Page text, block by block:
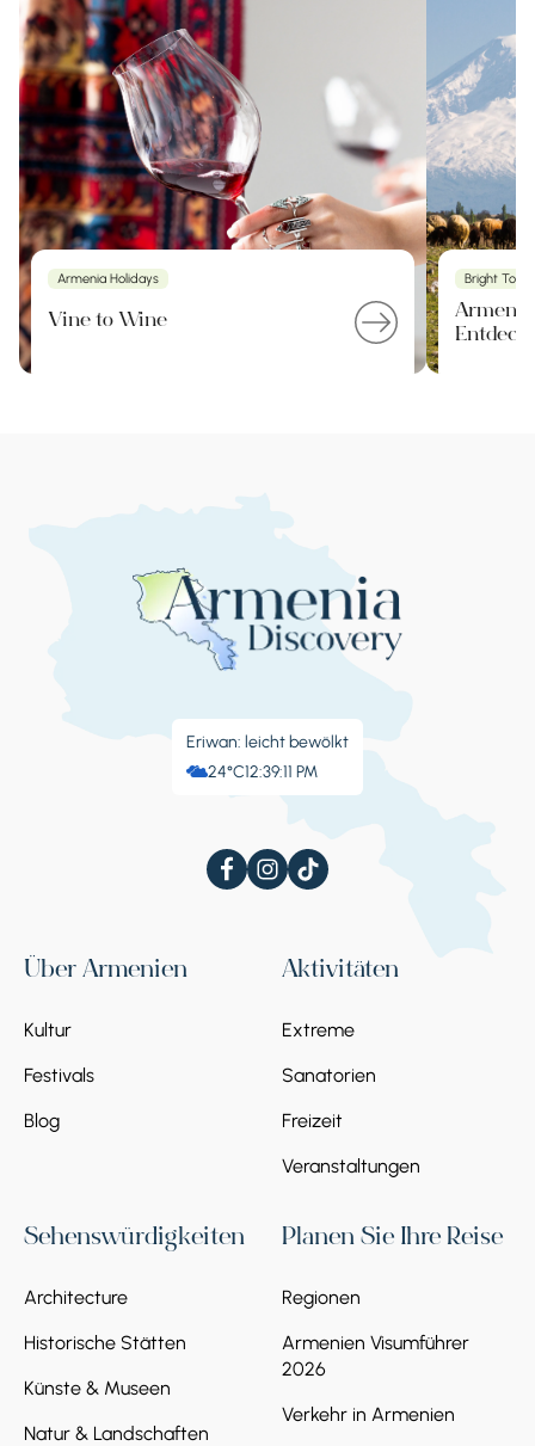
Armenia Holidays
Vine to Wine
Bright Tour
Eriwan: leicht bewölkt
24°C12:39:12 PM
Über Armenien
Kultur
Festivals
Blog
Aktivitäten
Extreme
Sanatorien
Freizeit
Veranstaltungen
Sehenswürdigkeiten
Architecture
Historische Stätten
Künste & Museen
Natur & Landschaften
Planen Sie Ihre Reise
Regionen
Armenien Visumführer
2026
Verkehr in Armenien